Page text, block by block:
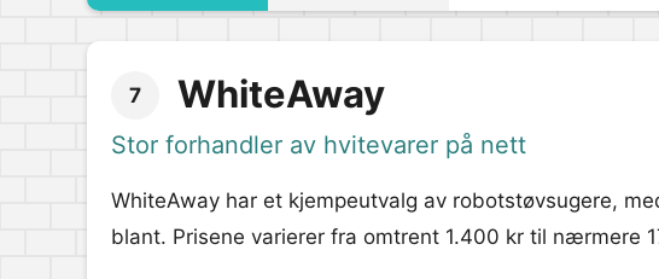
7 WhiteAway
Stor forhandler av hvitevarer på nett
WhiteAway har et kjempeutvalg av robotstøvsugere,
blant. Prisene varierer fra omtrent 1.400 kr til nærmere